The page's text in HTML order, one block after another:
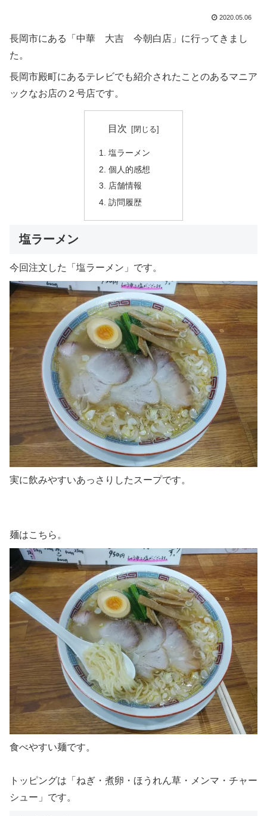
2020.05.06
長岡市にある「中華 大吉 今朝白店」に行ってきまし
た。
長岡市殿町にあるテレビでも紹介されたことのあるマニア
ックなお店の２号店です。
目次
塩ラーメン
個人的感想
店舗情報
訪問履歴
塩ラーメン
今回注文した「塩ラーメン」です。
実に飲みやすいあっさりしたスープです。
麺はこちら。
食べやすい麺です。
トッピングは「ねぎ・煮卵・ほうれん草・メンマ・チャー
シュー」です。